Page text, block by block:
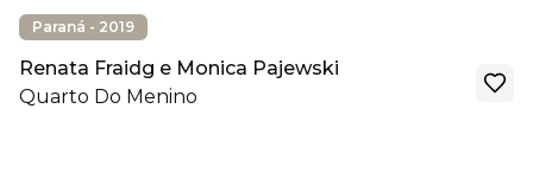
Paraná - 2019
Renata Fraidg e Monica Pajewski
Quarto Do Menino